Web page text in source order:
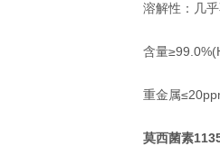
溶解性：几乎
含量
重金属≤20ppm
莫西菌素